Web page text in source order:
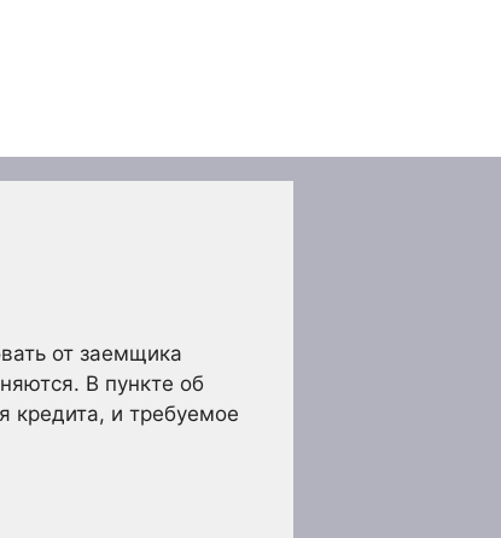
от заемщика
В пункте об
кредита, и требуемое